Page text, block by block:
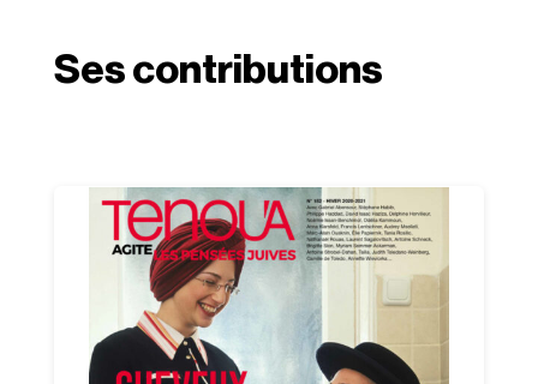
Ses contributions